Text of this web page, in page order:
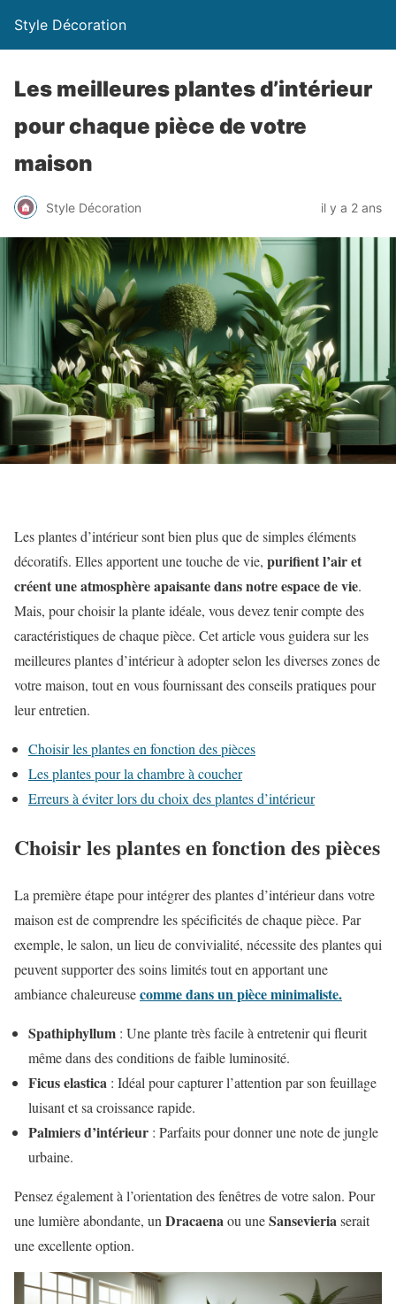
Style Décoration
Les meilleures plantes d’intérieur
pour chaque pièce de votre
maison
Style Décoration il y a 2 ans
Les plantes d’intérieur sont bien plus que de simples éléments
décoratifs. Elles apportent une touche de vie, purifient l’air et
créent une atmosphère apaisante dans notre espace de vie.
Mais, pour choisir la plante idéale, vous devez tenir compte des
caractéristiques de chaque pièce. Cet article vous guidera sur les
meilleures plantes d’intérieur à adopter selon les diverses zones de
votre maison, tout en vous fournissant des conseils pratiques pour
leur entretien.
Choisir les plantes en fonction des pièces
Les plantes pour la chambre à coucher
Erreurs à éviter lors du choix des plantes d’intérieur
Choisir les plantes en fonction des pièces
La première étape pour intégrer des plantes d’intérieur dans votre
maison est de comprendre les spécificités de chaque pièce. Par
exemple, le salon, un lieu de convivialité, nécessite des plantes qui
peuvent supporter des soins limités tout en apportant une
ambiance chaleureusecomme dans un pièce minimaliste.
Spathiphyllum : Une plante très facile à entretenir qui fleurit
même dans des conditions de faible luminosité.
Ficus elastica : Idéal pour capturer l’attention par son feuillage
luisant et sa croissance rapide.
Palmiers d’intérieur : Parfaits pour donner une note de jungle
urbaine.
Pensez également à l’orientation des fenêtres de votre salon. Pour
une lumière abondante, unDracaenaou uneSansevieriaserait
une excellente option.